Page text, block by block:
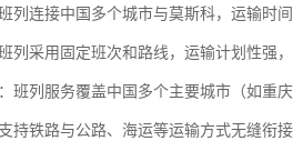
列连接中国多个城市与莫斯科，运输时
列采用固定班次和路线，运输计划性强
班列服务覆盖中国多个主要城市（如重
持铁路与公路、海运等运输方式无缝衔